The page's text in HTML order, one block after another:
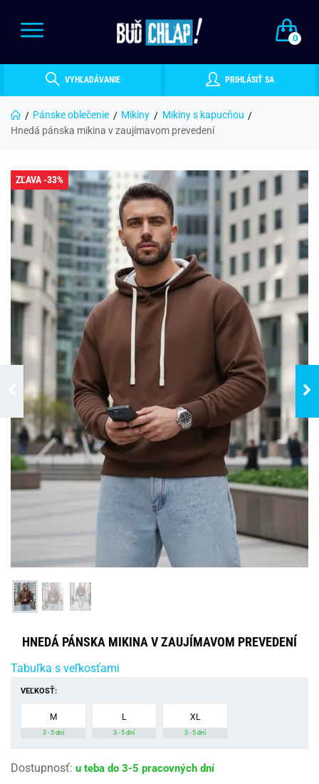
0
VYHĽADÁVANIE PRIHLÁSIŤ SA
Pánske oblečenie Mikiny
Mikiny s kapucňou
Hnedá pánska mikina v zaujímavom prevedení
ZĽAVA -33%
HNEDÁ PÁNSKA MIKINA V ZAUJÍMAVOM PREVEDENÍ
Tabuľka s veľkosťami
VEĽKOSŤ:
M
3 - 5 dní
L
3 - 5 dní
XL
3 - 5 dní
Dostupnosť: u teba do 3-5 pracovných dní